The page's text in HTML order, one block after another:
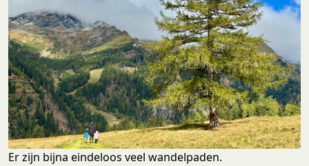
Er zijn bijna eindeloos veel wandelpaden.